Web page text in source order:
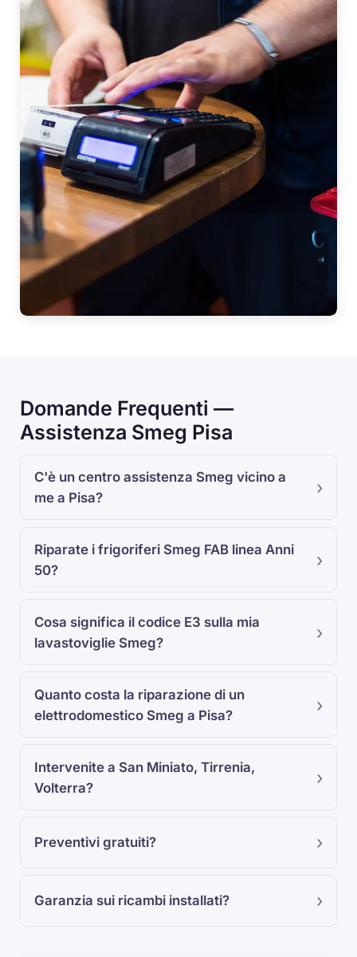
Domande Frequenti —
Assistenza Smeg Pisa
C'è un centro assistenza Smeg vicino a
me a Pisa?
Riparate i frigoriferi Smeg FAB linea Anni
50?
Cosa significa il codice E3 sulla mia
lavastoviglie Smeg?
Quanto costa la riparazione di un
elettrodomestico Smeg a Pisa?
Intervenite a San Miniato, Tirrenia,
Volterra?
Preventivi gratuiti?
Garanzia sui ricambi installati?